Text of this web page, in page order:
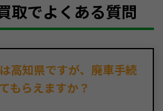
取でよくある質問
高知県ですが、廃車手続
もらえますか？